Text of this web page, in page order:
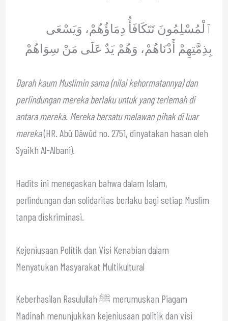
ٱلْمُسْلِمُونَ تَتَكَافَأُ دِمَاؤُهُمْ، وَيَسْعَى
بِذِمَّتِهِمْ أَدْنَاهُمْ، وَهُمْ يَدٌ عَلَى مَنْ سِوَاهُمْ
Darah kaum Muslimin sama (nilai kehormatannya) dan
perlindungan mereka berlaku untuk yang terlemah di
antara mereka. Mereka bersatu melawan pihak di luar
mereka(HR. Abū Dāwūd no. 2751, dinyatakan hasan oleh
Syaikh Al-Albani).
Hadits ini menegaskan bahwa dalam Islam,
perlindungan dan solidaritas berlaku bagi setiap Muslim
tanpa diskriminasi.
Kejeniusaan Politik dan Visi Kenabian dalam
Menyatukan Masyarakat Multikultural
Keberhasilan Rasulullah ﷺ merumuskan Piagam
Madinah menunjukkan kejeniusaan politik dan visi